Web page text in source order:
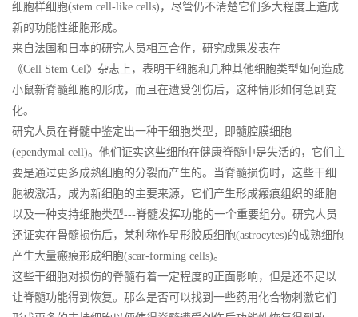
细胞样细胞(stem cell-like cells)，尽管仍不清楚它们多大程度上造成
新的功能性细胞形成。
来自法国和日本的研究人员相互合作，研究成果发表在
《Cell Stem Cel》杂志上，表明干细胞和几种其他细胞类型如何造成
小鼠新脊髓细胞的形成，而且在遭受创伤后，这种情形如何急剧变
化。
研究人员在脊髓中鉴定出一种干细胞类型，即髓腔膜细胞
(ependymal cell)。他们证实这些细胞在健康脊髓中是失活的，它们主
要是通过更多成熟细胞的分裂而产生的。当脊髓损伤时，这些干细
胞被激活，成为新细胞的主要来源，它们产生形成瘢痕组织的细胞
以及一种支持细胞类型---脊髓发挥功能的一个重要组分。研究人员
还证实在骨髓损伤后，某种称作星形胶质细胞(astrocytes)的成熟细胞
产生大量瘢痕形成细胞(scar-forming cells)。
这些干细胞对损伤的脊髓有着一定程度的正面影响，但是还不足以
让脊髓功能得到恢复。那么是否可以找到一些药用化合物刺激它们